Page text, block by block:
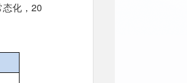
化，20